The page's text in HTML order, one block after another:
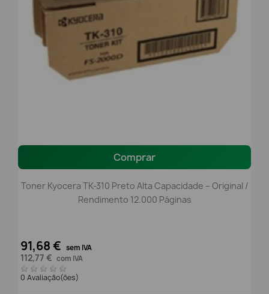
Comprar
Toner Kyocera TK-310 Preto Alta Capacidade – Original /
Rendimento 12.000 Páginas
91,68 € sem IVA
112,77 € com IVA
0 Avaliação(ões)